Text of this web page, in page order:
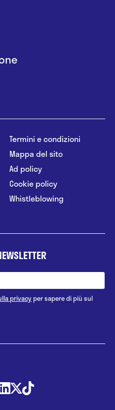
Termini e condizioni
Mappa del sito
Ad policy
Cookie policy
Whistleblowing
privacy per sapere di più sul